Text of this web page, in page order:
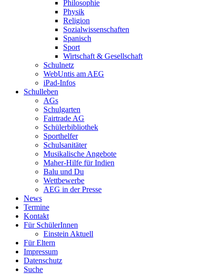
Philosophie
Physik
Religion
Sozialwissenschaften
Spanisch
Sport
Wirtschaft & Gesellschaft
Schulnetz
WebUntis am AEG
iPad-Infos
Schulleben
AGs
Schulgarten
Fairtrade AG
Schülerbibliothek
Sporthelfer
Schulsanitäter
Musikalische Angebote
Maher-Hilfe für Indien
Balu und Du
Wettbewerbe
AEG in der Presse
News
Termine
Kontakt
Für SchülerInnen
Einstein Aktuell
Für Eltern
Impressum
Datenschutz
Suche